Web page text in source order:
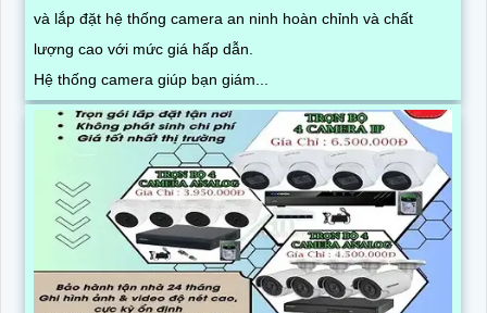
và lắp đặt hệ thống camera an ninh hoàn chỉnh và chất
lượng cao với mức giá hấp dẫn.
Hệ thống camera giúp bạn giám...